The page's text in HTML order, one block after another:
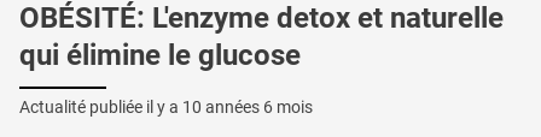
OBÉSITÉ: L'enzyme detox et naturelle
qui élimine le glucose
Actualité publiée il y a 10 années 6 mois